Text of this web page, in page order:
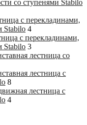
со ступенями Stabilo
с перекладинами,
Stabilo 4
с перекладинами,
Stabilo 3
лестница со
лестница с
8
лестница с
4